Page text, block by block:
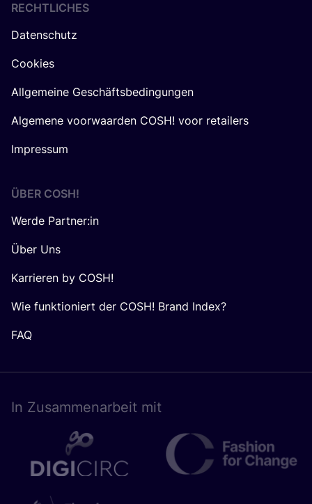
RECHTLICHES
Datenschutz
Cookies
Allgemeine Geschäftsbedingungen
Algemene voorwaarden COSH! voor retailers
Impressum
ÜBER COSH!
Werde Partner:in
Über Uns
Karrieren by COSH!
Wie funktioniert der COSH! Brand Index?
FAQ
In Zusam­men­ar­beit mit